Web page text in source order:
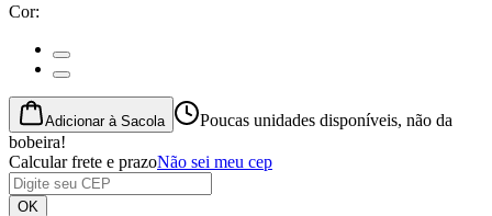
Cor:
Adicionar à Sacola
Poucas unidades disponíveis, não da
bobeira!
Calcular frete e prazoNão sei meu cep
OK